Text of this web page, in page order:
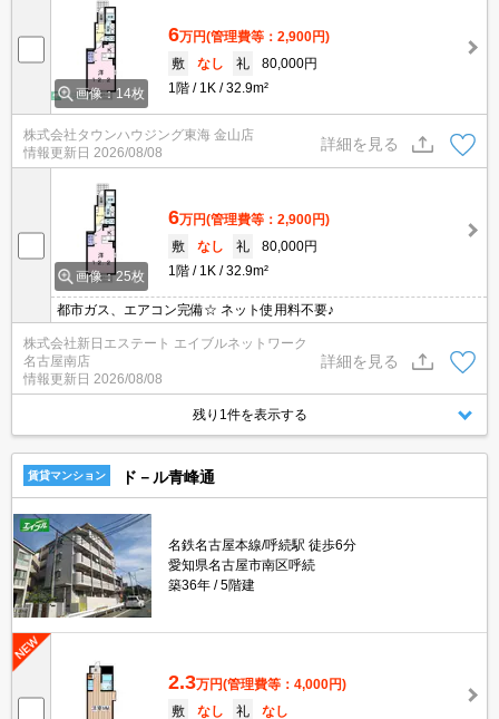
画像：14枚
6万円(管理費等：2,900円)
敷
なし 礼
80,000円
1階
1K 32.9m²
株式会社タウンハウジング東海 金山店
情報更新日 2026/08/08
詳細を見る
画像：25枚
6万円(管理費等：2,900円)
敷
なし 礼
80,000円
1階
1K 32.9m²
都市ガス、エアコン完備☆ ネット使用料不要♪
株式会社新日エステート エイブルネットワーク
名古屋南店
情報更新日 2026/08/08
詳細を見る
残り1件を表示する
賃貸マンション ド－ル青峰通
名鉄名古屋本線/呼続駅 徒歩6分
愛知県名古屋市南区呼続
築36年
5階建
2.3万円(管理費等：4,000円)
敷
なし 礼
なし